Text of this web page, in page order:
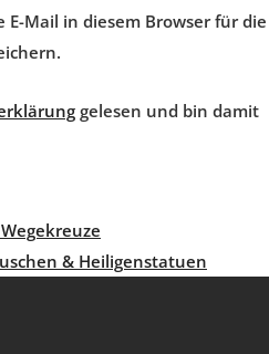
Mail in diesem Browser für die
gelesen und bin damit
& Heiligenstatuen